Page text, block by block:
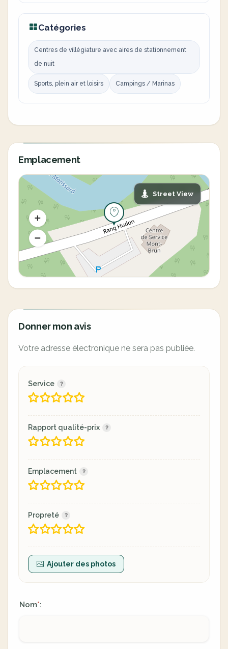
Catégories
Centres de villégiature avec aires de stationnement
de nuit
Sports, plein air et loisirs Campings / Marinas
Emplacement
Street View
Donner mon avis
Votre adresse électronique ne sera pas publiée.
Service
Rapport qualité-prix
Emplacement
Propreté
Ajouter des photos
Nom*: